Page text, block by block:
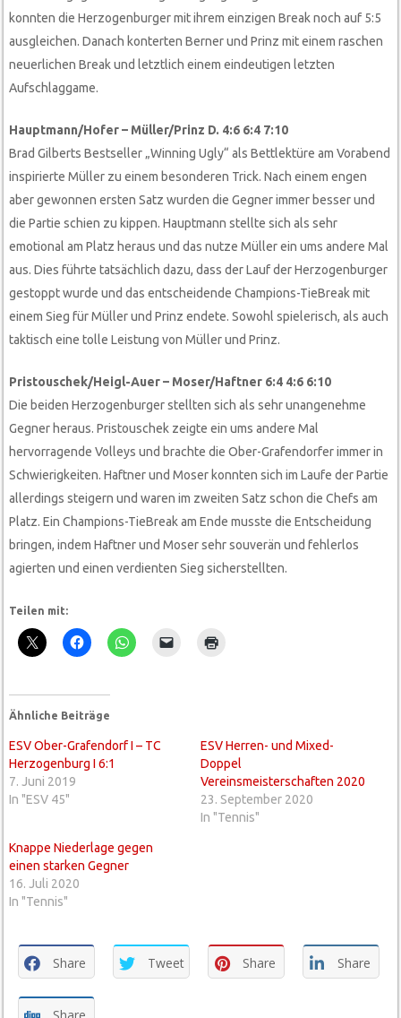
konnten die Herzogenburger mit ihrem einzigen Break noch auf 5:5
ausgleichen. Danach konterten Berner und Prinz mit einem raschen
neuerlichen Break und letztlich einem eindeutigen letzten
Aufschlaggame.
Hauptmann/Hofer – Müller/Prinz D. 4:6 6:4 7:10
Brad Gilberts Bestseller „Winning Ugly“ als Bettlektüre am Vorabend
inspirierte Müller zu einem besonderen Trick. Nach einem engen
aber gewonnen ersten Satz wurden die Gegner immer besser und
die Partie schien zu kippen. Hauptmann stellte sich als sehr
emotional am Platz heraus und das nutze Müller ein ums andere Mal
aus. Dies führte tatsächlich dazu, dass der Lauf der Herzogenburger
gestoppt wurde und das entscheidende Champions-TieBreak mit
einem Sieg für Müller und Prinz endete. Sowohl spielerisch, als auch
taktisch eine tolle Leistung von Müller und Prinz.
Pristouschek/Heigl-Auer – Moser/Haftner 6:4 4:6 6:10
Die beiden Herzogenburger stellten sich als sehr unangenehme
Gegner heraus. Pristouschek zeigte ein ums andere Mal
hervorragende Volleys und brachte die Ober-Grafendorfer immer in
Schwierigkeiten. Haftner und Moser konnten sich im Laufe der Partie
allerdings steigern und waren im zweiten Satz schon die Chefs am
Platz. Ein Champions-TieBreak am Ende musste die Entscheidung
bringen, indem Haftner und Moser sehr souverän und fehlerlos
agierten und einen verdienten Sieg sicherstellten.
Teilen mit:
Ähnliche Beiträge
ESV Ober-Grafendorf I – TC
Herzogenburg I 6:1
7. Juni 2019
In "ESV 45"
ESV Herren- und Mixed-
Doppel
Vereinsmeisterschaften 2020
23. September 2020
In "Tennis"
Knappe Niederlage gegen
einen starken Gegner
16. Juli 2020
In "Tennis"
Share Tweet Share Share